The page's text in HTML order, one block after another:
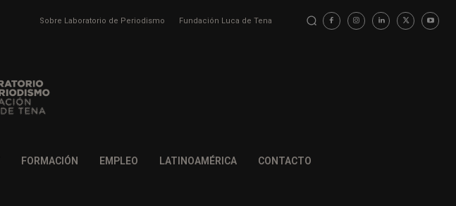
Sobre Laboratorio de Periodismo Fundación Luca de Tena
FORMACIÓN EMPLEO LATINOAMÉRICA CONTACTO